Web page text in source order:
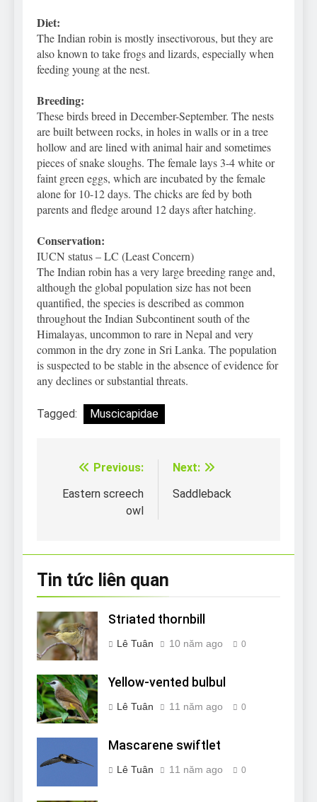
Diet:
The Indian robin is mostly insectivorous, but they are
also known to take frogs and lizards, especially when
feeding young at the nest.
Breeding:
These birds breed in December-September. The nests
are built between rocks, in holes in walls or in a tree
hollow and are lined with animal hair and sometimes
pieces of snake sloughs. The female lays 3-4 white or
faint green eggs, which are incubated by the female
alone for 10-12 days. The chicks are fed by both
parents and fledge around 12 days after hatching.
Conservation:
IUCN status – LC (Least Concern)
The Indian robin has a very large breeding range and,
although the global population size has not been
quantified, the species is described as common
throughout the Indian Subcontinent south of the
Himalayas, uncommon to rare in Nepal and very
common in the dry zone in Sri Lanka. The population
is suspected to be stable in the absence of evidence for
any declines or substantial threats.
Tagged: Muscicapidae
Điều
hướng
Previous:
Eastern screech
owl
Next:
Saddleback
Tin tức liên quan
Striated thornbill
Lê Tuân 10 năm ago 0
Yellow-vented bulbul
Lê Tuân 11 năm ago 0
Mascarene swiftlet
Lê Tuân 11 năm ago 0